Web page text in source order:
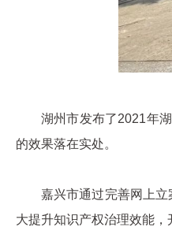
湖州市发布了2021年
的效果落在实处。
嘉兴市通过完善网上
大提升知识产权治理效能